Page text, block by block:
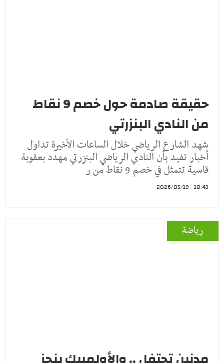
حقيقة صادمة حول خصم 9 نقاط
من النادي البنزرتي
شهد الشارع الرياضي خلال الساعات الأخيرة تداول
أخبار تفيد بأن النادي الرياضي البنزرتي مهدد بعقوبة
قاسية تتمثل في خصم 9 نقاط من ر
10:43 - 2026/05/19
رياضة